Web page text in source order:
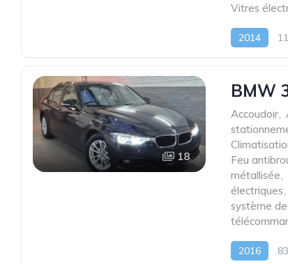
Vitres
2014
18
BMW
Accoudoir,
Feu
métallisée,
électriques,
système
2016